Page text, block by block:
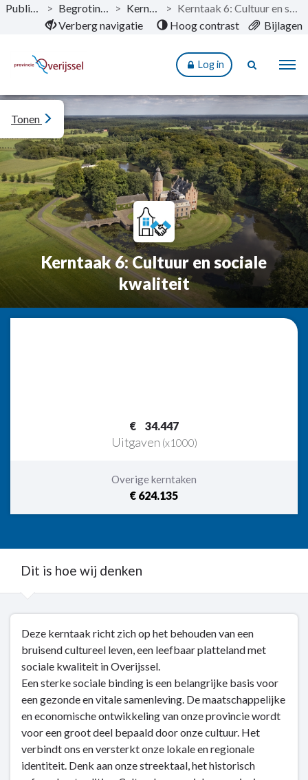
Naar hoofdinhoud
Publicaties > Begroting 2026 > Kerntaken >
Kerntaak 6: Cultuur en sociale kwaliteit
Verberg navigatie
Hoog contrast Bijlagen
Log in
Kerntaak 6: Cultuur en sociale
kwaliteit
34.447
Uitgaven (x1000)
Overige kerntaken
€ 624.135
Tonen
Dit is hoe wij denken
navigatie
Kerntaak
Cultuur
sociale
kwaliteit
Deze kerntaak richt zich op het behouden van een
bruisend cultureel leven, een leefbaar platteland met
sociale kwaliteit in Overijssel.
Een sterke sociale binding is een belangrijke basis voor
een gezonde en vitale samenleving. De maatschappelijke
en economische ontwikkeling van onze provincie wordt
voor een groot deel bepaald door onze cultuur. Het
verbindt ons en versterkt onze lokale en regionale
identiteit. Denk aan onze streektaal, het historisch